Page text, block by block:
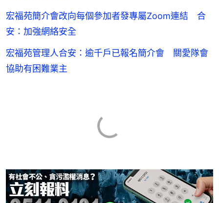
宏福苑簡介會改向每個參加者發專屬Zoom連結 合
安：加強網絡安全
宏福苑管理人合安：逾千戶已報名簡介會 關愛隊會
協助有困難業主